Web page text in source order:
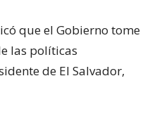
que el Gobierno tome
las políticas
de El Salvador,